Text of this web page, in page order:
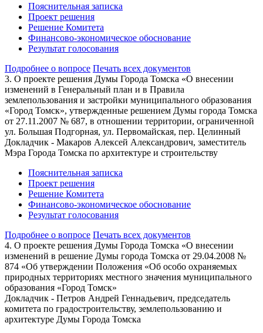
Пояснительная записка
Проект решения
Решение Комитета
Финансово-экономическое обоснование
Результат голосования
Подробнее о вопросе Печать всех документов
3. О проекте решения Думы Города Томска «О внесении
изменений в Генеральный план и в Правила
землепользования и застройки муниципального образования
«Город Томск», утвержденные решением Думы города Томска
от 27.11.2007 № 687, в отношении территории, ограниченной
ул. Большая Подгорная, ул. Первомайская, пер. Целинный
Докладчик - Макаров Алексей Александрович, заместитель
Мэра Города Томска по архитектуре и строительству
Пояснительная записка
Проект решения
Решение Комитета
Финансово-экономическое обоснование
Результат голосования
Подробнее о вопросе Печать всех документов
4. О проекте решения Думы Города Томска «О внесении
изменений в решение Думы города Томска от 29.04.2008 №
874 «Об утверждении Положения «Об особо охраняемых
природных территориях местного значения муниципального
образования «Город Томск»
Докладчик - Петров Андрей Геннадьевич, председатель
комитета по градостроительству, землепользованию и
архитектуре Думы Города Томска